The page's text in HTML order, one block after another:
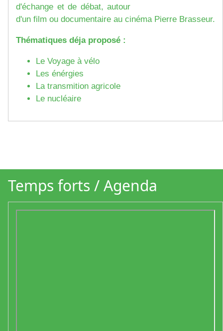
d'échange et de débat, autour
d'un film ou documentaire au cinéma Pierre Brasseur.
Thématiques déja proposé :
Le Voyage à vélo
Les énérgies
La transmition agricole
Le nucléaire
Temps forts / Agenda